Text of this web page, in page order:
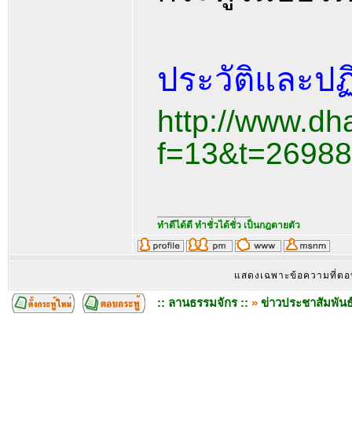
ประวัติและป
http://
f=13&t=26988
ทำดีได้ดี ทำชั่วได้ชั่ว เป็นกฎตายตัว
แสดงเฉพาะข้อความที่ต
:: ลานธรรมจักร :: » ข่าวประชาสัมพัน